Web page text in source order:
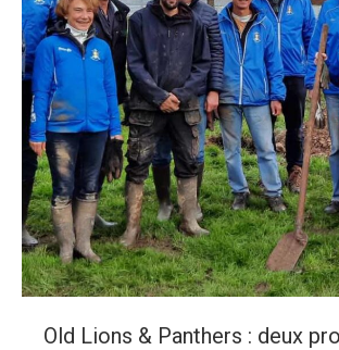
Old Lions & Panthers : deux